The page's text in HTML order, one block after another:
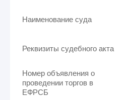
Наименование суда
Реквизиты судебного акта
Номер объявления о
проведении торгов в
ЕФРСБ